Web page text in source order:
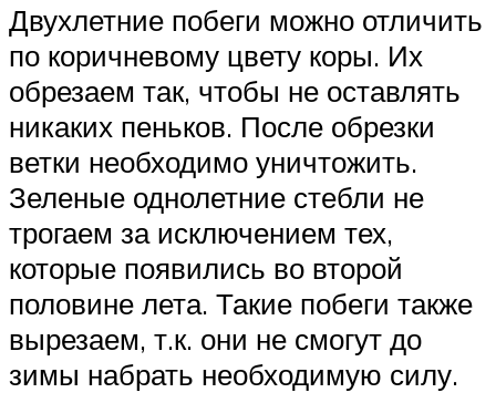
Двухлетние побеги можно отличить
по коричневому цвету коры. Их
обрезаем так, чтобы не оставлять
никаких пеньков. После обрезки
ветки необходимо уничтожить.
Зеленые однолетние стебли не
трогаем за исключением тех,
которые появились во второй
половине лета. Такие побеги также
вырезаем, т.к. они не смогут до
зимы набрать необходимую силу.